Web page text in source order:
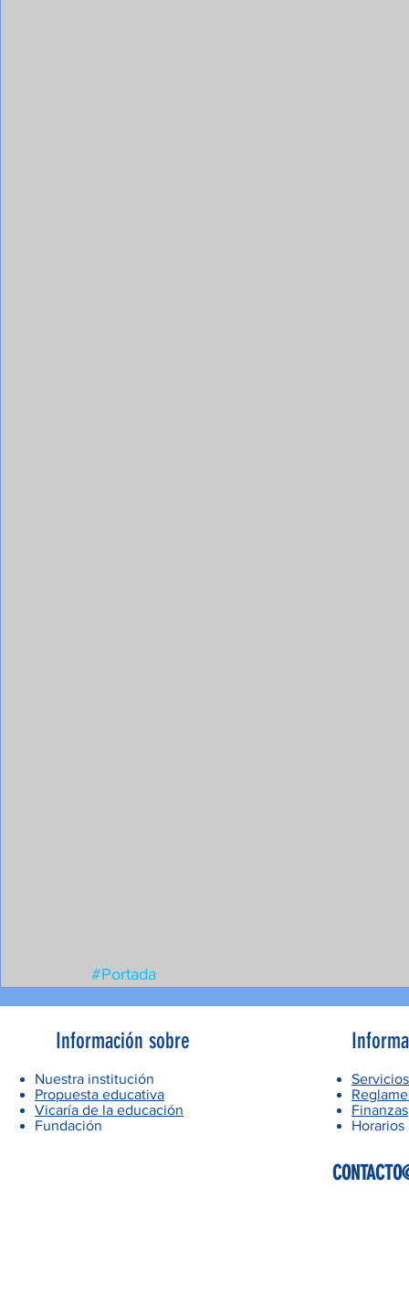
#Portada
Información sobre
Nuestra institución
Propuesta educativa
Vicaría de la educación
Fundación
Servicios
Finanzas
Horarios